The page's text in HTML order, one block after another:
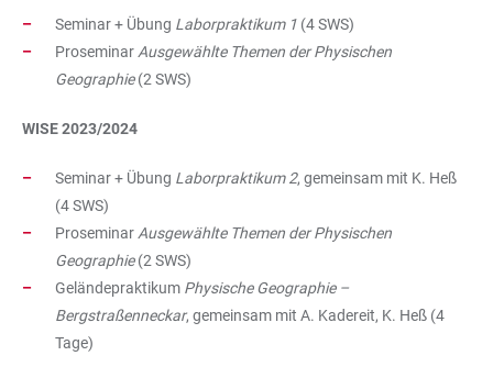
Seminar + Übung Laborpraktikum 1 (4 SWS)
Proseminar Ausgewählte Themen der Physischen
Geographie(2 SWS)
WISE 2023/2024
Seminar + Übung Laborpraktikum 2, gemeinsam mit K. Heß
(4 SWS)
Proseminar Ausgewählte Themen der Physischen
Geographie(2 SWS)
Geländepraktikum Physische Geographie –
Bergstraßenneckar, gemeinsam mit A. Kadereit, K. Heß (4
Tage)